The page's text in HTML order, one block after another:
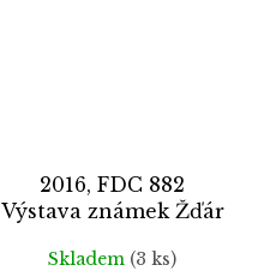
2016, FDC 882
Výstava známek Žďár
Skladem (3 ks)